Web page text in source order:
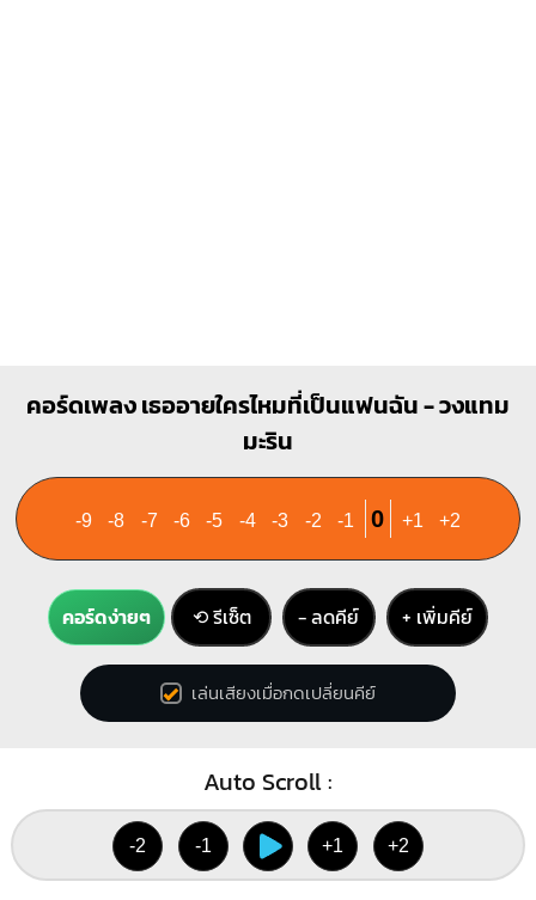
คอร์ดเพลง เธออายใครไหมที่เป็นแฟนฉัน - วงแทม
มะริน
-9 -8 -7 -6 -5 -4 -3 -2 -1 0 +1 +2
คอร์ดง่ายๆ ⟲ รีเซ็ต − ลดคีย์ + เพิ่มคีย์
เล่นเสียงเมื่อกดเปลี่ยนคีย์
Auto Scroll :
-2 -1 +1 +2